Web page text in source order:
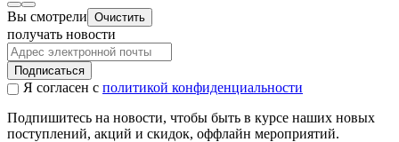
Вы смотрели Очистить
получать новости
Подписаться
Я согласен с политикой конфиденциальности
Подпишитесь на новости, чтобы быть в курсе наших новых
поступлений, акций и скидок, оффлайн мероприятий.